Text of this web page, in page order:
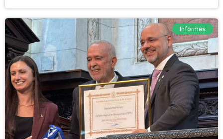
Informes